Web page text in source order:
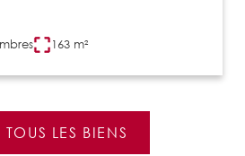
163 m²
LES BIENS